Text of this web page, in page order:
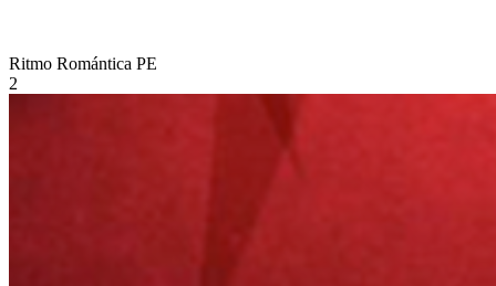
Ritmo Romántica PE
2